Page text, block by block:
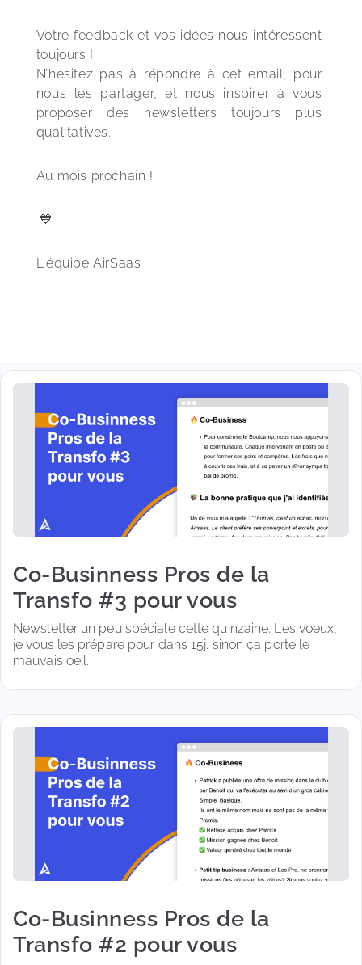
Votre feedback et vos idées nous intéressent
toujours !
N’hésitez pas à répondre à cet email, pour
nous les partager, et nous inspirer à vous
proposer des newsletters toujours plus
qualitatives.
Au mois prochain !
💙
L'équipe AirSaas
Co-Businness Pros de la
Transfo #3 pour vous
Newsletter un peu spéciale cette quinzaine. Les voeux,
je vous les prépare pour dans 15j. sinon ça porte le
mauvais oeil.
Co-Businness Pros de la
Transfo #2 pour vous